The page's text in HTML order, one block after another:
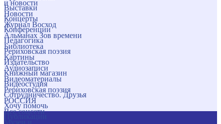
и новости
Новости
Журнал Восход
Альманах Зов времени
Библиотека
Картины
Аудиозаписи
Видеоматериалы
Рериховская поэзия
РОССИЯ
Все соцсети
Выставки
Концерты
Конференции
Педагогика
Рериховская поэзия
Издательство
Книжный магазин
Видеостудия
Сотрудничество. Друзья
Хочу помочь